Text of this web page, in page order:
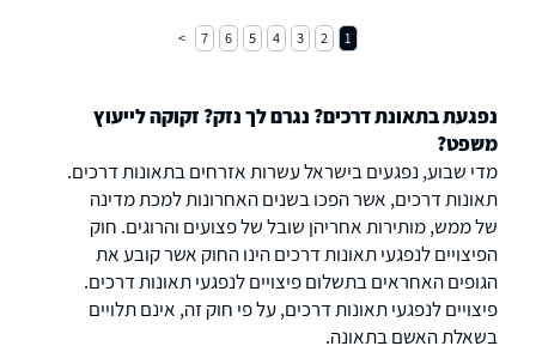
1
2
3
4
5
6
7
נפגעת בתאונת דרכים? נגרם לך נזק? זקוקה לייעוץ
משפט?
מדי שבוע, נפגעים בישראל עשרות אזרחים בתאונות דרכים.
תאונות דרכים, אשר הפכו בשנים האחרונות למכת מדינה
של ממש, מותירות אחריהן שובל של פצועים והרוגים. חוק
הפיצויים לנפגעי תאונות דרכים הינו החוק אשר קובע את
הגופים האחראים בתשלום פיצויים לנפגעי תאונות דרכים.
פיצויים לנפגעי תאונות דרכים, על פי חוק זה, אינם תלויים
בשאלת האשם בתאונה.